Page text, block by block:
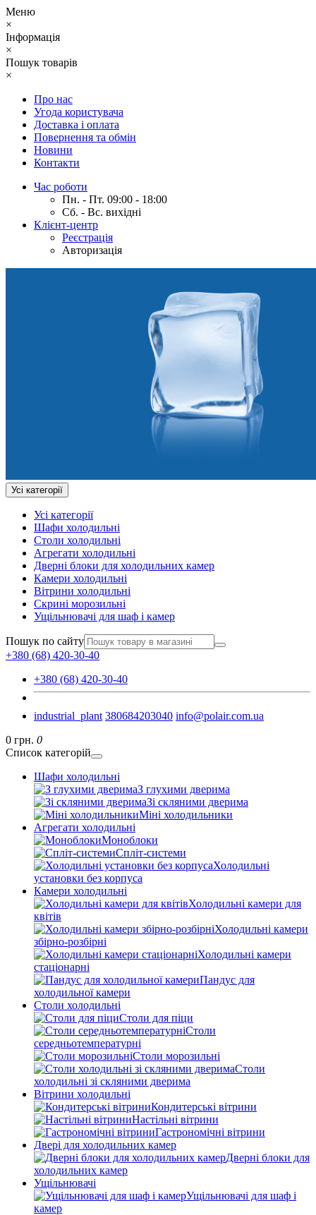
Меню
×
Інформація
×
Пошук товарів
×
Про нас
Угода користувача
Доставка і оплата
Повернення та обмін
Новини
Контакти
Час роботи
Пн. - Пт. 09:00 - 18:00
Сб. - Вс. вихідні
Клієнт-центр
Реєстрація
Авторизація
Усі категорії
Усі категорії
Шафи холодильні
Столи холодильні
Агрегати холодильні
Дверні блоки для холодильних камер
Камери холодильні
Вітрини холодильні
Скрині морозильні
Ущільнювачі для шаф і камер
Пошук по сайту
+380 (68) 420-30-40
+380 (68) 420-30-40
industrial_plant 380684203040 info@polair.com.ua
0 грн. 0
Список категорій
Шафи холодильні
З глухими дверима
Зі скляними дверима
Міні холодильники
Агрегати холодильні
Моноблоки
Спліт-системи
Холодильні
установки без корпуса
Камери холодильні
Холодильні камери для
квітів
Холодильні камери
збірно-розбірні
Холодильні камери
стаціонарні
Пандус для
холодильної камери
Столи холодильні
Столи для піци
Столи
середньотемпературні
Столи морозильні
Столи
холодильні зі скляними дверима
Вітрини холодильні
Кондитерські вітрини
Настільні вітрини
Гастрономічні вітрини
Двері для холодильних камер
Дверні блоки для
холодильних камер
Ущільнювачі
Ущільнювачі для шаф і
камер